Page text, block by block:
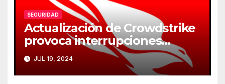
SEGURIDAD
Actualización de Crowdstrike
provoca interrupciones
masivas en servicios críticos
JUL 19, 2024